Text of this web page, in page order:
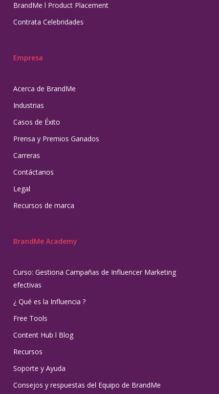
BrandMe l Product Placement
Contrata Celebridades
Empresa
Acerca de BrandMe
Industrias
Casos de Éxito
Prensa y Premios Ganados
Carreras
Contáctanos
Legal
Recursos de marca
BrandMe Academy
Curso: Gestiona Campañas de Influencer Marketing
efectivas
¿ Qué es la Influencia ?
Free Tools
Content Hub l Blog
Recursos
Soporte y Ayuda
Consejos y respuestas del Equipo de BrandMe